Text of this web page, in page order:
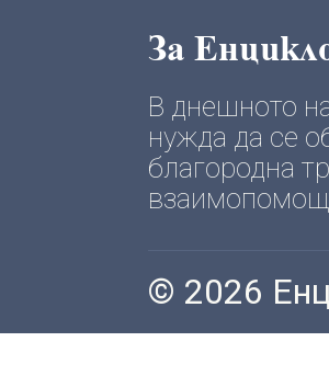
За
В днешното
нужда да се
благородна
© 2026